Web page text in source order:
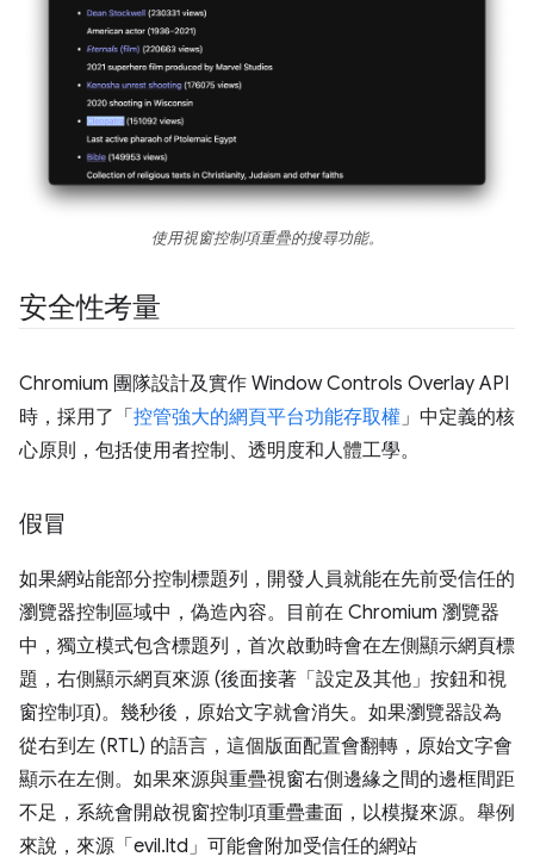
使用視窗控制項重疊的搜尋功能。
安全性考量
Chromium 團隊設計及實作 Window Controls Overlay API
時，採用了「控管強大的網頁平台功能存取權 」中定義的核
心原則，包括使用者控制、透明度和人體工學。
假冒
如果網站能部分控制標題列，開發人員就能在先前受信任的
瀏覽器控制區域中，偽造內容。目前在 Chromium 瀏覽器
中，獨立模式包含標題列，首次啟動時會在左側顯示網頁標
題，右側顯示網頁來源 (後面接著「設定及其他」按鈕和視
窗控制項)。幾秒後，原始文字就會消失。如果瀏覽器設為
從右到左 (RTL) 的語言，這個版面配置會翻轉，原始文字會
顯示在左側。如果來源與重疊視窗右側邊緣之間的邊框間距
不足，系統會開啟視窗控制項重疊畫面，以模擬來源。舉例
來說，來源「evil.ltd」可能會附加受信任的網站